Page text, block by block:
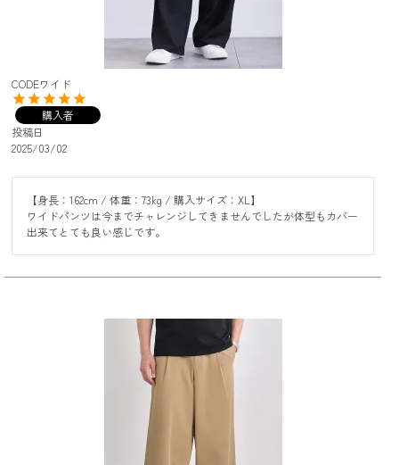
CODEワイド
購入者
投稿日
2025/03/02
【身長：162cm / 体重：73kg / 購入サイズ：XL】
ワイドパンツは今までチャレンジしてきませんでしたが体型もカバー
出来てとても良い感じです。